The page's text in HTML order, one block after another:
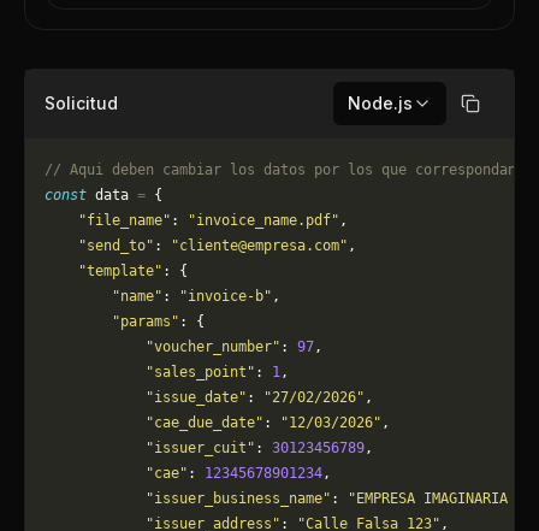
Solicitud Node.js Copiar
// Aqui deben cambiar los datos por los que correspondan.
const data = {
    "file_name"
: "invoice_name.pdf" ,
    "send_to"
: "cliente@empresa.com" ,
    "template"
: {
        "name"
: "invoice-b" ,
        "params"
: {
            "voucher_number"
: 97,
            "sales_point"
: 1,
            "issue_date"
: "27/02/2026" ,
            "cae_due_date"
: "12/03/2026" ,
            "issuer_cuit"
: 30123456789,
            "cae"
: 12345678901234,
            "issuer_business_name"
:
"EMPRESA IMAGINARIA
            "issuer_address"
: "Calle Falsa 123" ,